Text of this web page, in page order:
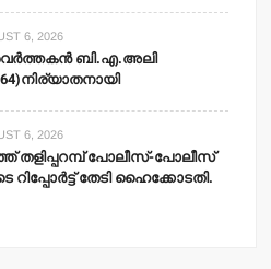
6, 2026
ബി.എ.അലി
6, 2026
തളിപ്പറമ്പ് പോലീസ്-പോലീസ്
റിപ്പോര്‍ട്ട് തേടി ഹൈക്കോടതി.